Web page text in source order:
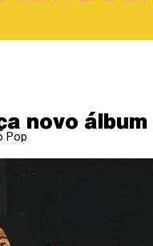
novo álbum
Pop